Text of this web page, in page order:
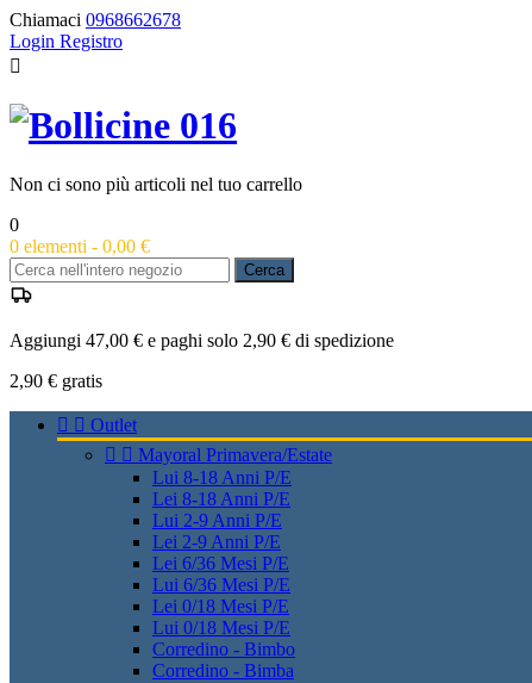
Chiamaci 0968662678
Login Registro

Non ci sono più articoli nel tuo carrello
0
0 elementi - 0,00 €
Cerca
Aggiungi 47,00 € e paghi solo 2,90 € di spedizione
2,90 € gratis
  Outlet
  Mayoral Primavera/Estate
Lui 8-18 Anni P/E
Lei 8-18 Anni P/E
Lui 2-9 Anni P/E
Lei 2-9 Anni P/E
Lei 6/36 Mesi P/E
Lui 6/36 Mesi P/E
Lei 0/18 Mesi P/E
Lui 0/18 Mesi P/E
Corredino - Bimbo
Corredino - Bimba